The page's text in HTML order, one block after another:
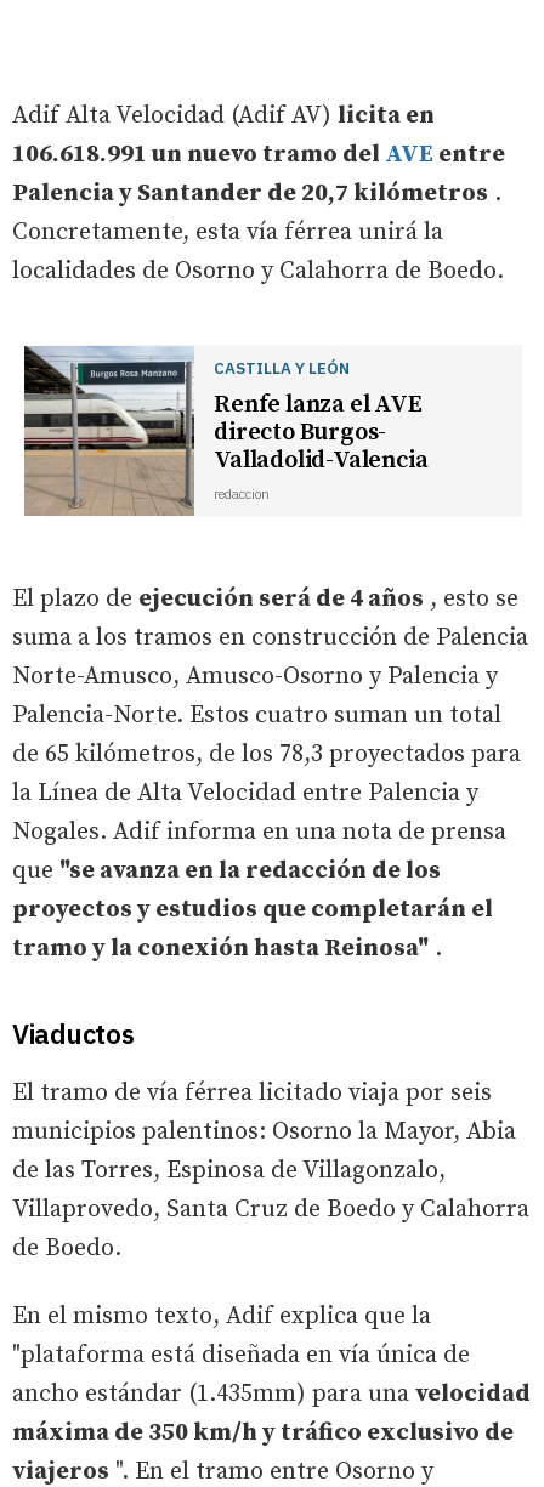
Adif Alta Velocidad (Adif AV) licita en
106.618.991 un nuevo tramo del AVE entre
Palencia y Santander de 20,7 kilómetros .
Concretamente, esta vía férrea unirá la
localidades de Osorno y Calahorra de Boedo.
CASTILLA Y LEÓN
Renfe lanza el AVE
directo Burgos-
Valladolid-Valencia
redaccion
El plazo de ejecución será de 4 años , esto se
suma a los tramos en construcción de Palencia
Norte-Amusco, Amusco-Osorno y Palencia y
Palencia-Norte. Estos cuatro suman un total
de 65 kilómetros, de los 78,3 proyectados para
la Línea de Alta Velocidad entre Palencia y
Nogales. Adif informa en una nota de prensa
que "se avanza en la redacción de los
proyectos y estudios que completarán el
tramo y la conexión hasta Reinosa" .
Viaductos
El tramo de vía férrea licitado viaja por seis
municipios palentinos: Osorno la Mayor, Abia
de las Torres, Espinosa de Villagonzalo,
Villaprovedo, Santa Cruz de Boedo y Calahorra
de Boedo.
En el mismo texto, Adif explica que la
"plataforma está diseñada en vía única de
ancho estándar (1.435mm) para una velocidad
máxima de 350 km/h y tráfico exclusivo de
viajeros ". En el tramo entre Osorno y